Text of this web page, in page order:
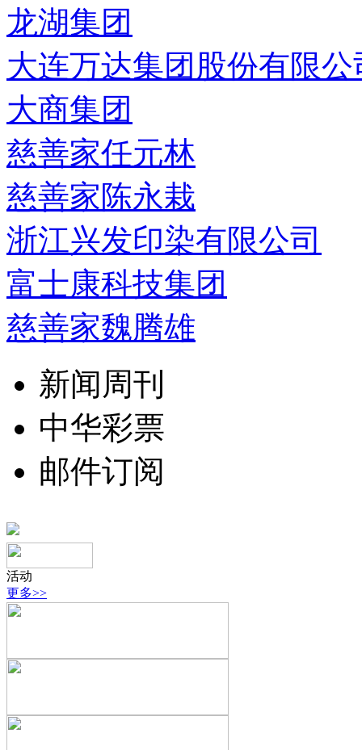
龙湖集团
大连万达集团股份有限公
大商集团
慈善家任元林
慈善家陈永栽
浙江兴发印染有限公司
富士康科技集团
慈善家魏腾雄
新闻周刊
中华彩票
邮件订阅
活动
更多>>